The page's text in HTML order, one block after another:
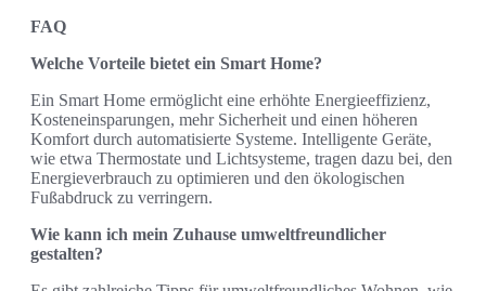
FAQ
Welche Vorteile bietet ein Smart Home?
Ein Smart Home ermöglicht eine erhöhte Energieeffizienz,
Kosteneinsparungen, mehr Sicherheit und einen höheren
Komfort durch automatisierte Systeme. Intelligente Geräte,
wie etwa Thermostate und Lichtsysteme, tragen dazu bei, den
Energieverbrauch zu optimieren und den ökologischen
Fußabdruck zu verringern.
Wie kann ich mein Zuhause umweltfreundlicher
gestalten?